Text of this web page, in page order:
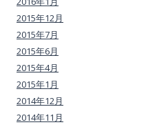
2015年12月
2015年7月
2015年6月
2015年4月
2015年1月
2014年12月
2014年11月